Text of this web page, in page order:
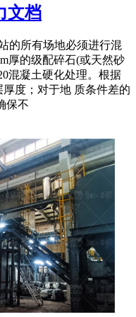
文档
的所有场地必须进行混
厚的级配碎石(或天然砂
混凝土硬化处理。根据
度；对于地 质条件差的
保不